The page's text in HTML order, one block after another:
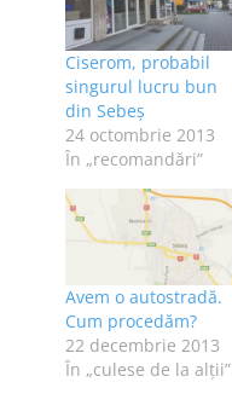
Ciserom, probabil
singurul lucru bun
din Sebeş
24 octombrie 2013
În „recomandări”
Avem o autostradă.
Cum procedăm?
22 decembrie 2013
În „culese de la alţii”